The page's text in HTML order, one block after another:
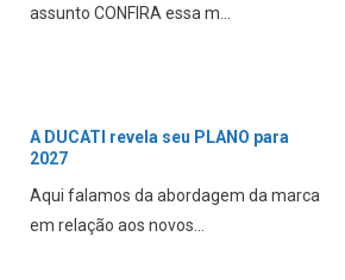
assunto CONFIRA essa m...
A DUCATI revela seu PLANO para
2027
Aqui falamos da abordagem da marca
em relação aos novos...